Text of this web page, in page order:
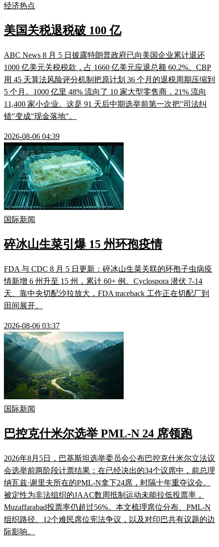
经济热点
美国关税退税破 100 亿
ABC News 8 月 5 日披露特朗普政府已向美国企业累计退还
1000 亿美元关税税款，占 1660 亿美元应退总额 60.2%。CBP
用 45 天算法风险评分机制把原计划 36 个月的退税周期压缩到
5 个月。1000 亿里 48% 流向了 10 家大型零售商，21% 流向
11,400 家小企业。这是 91 天后中期选举前第一次把"司法纠
错"变成"现金落地"。
2026-08-06 04:39
国际新闻
碎冰山生菜引爆 15 州环孢疫情
FDA 与 CDC 8 月 5 日更新：碎冰山生菜关联的环孢子虫病疫
情新增 6 州升至 15 州，累计 60+ 例。Cyclospora 潜伏 7-14
天、靠中央切配沙拉放大，FDA traceback 工作正在切配厂到
田间展开。
2026-08-06 03:37
国际新闻
巴控克什米尔选举 PML-N 24 席领跑
2026年8月5日，巴基斯坦选举委员会公布巴控克什米尔立法议
会选举前两阶段计票结果：在已经决出的34个议席中，前总理
纳瓦兹·谢里夫所在的PML-N拿下24席，时隔十年重夺议会。
被定性为非法组织的JAAC数周抵制运动未能拉低投票率，
Muzaffarabad投票率仍超过56%。本文梳理席位分布、PML-N
组织路径、12个难民席位宪法争议，以及对印巴共有议题的边
际影响。